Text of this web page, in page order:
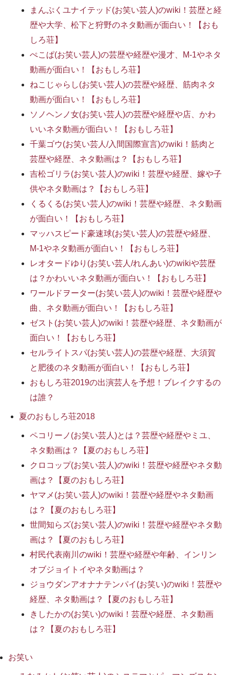
まんぷくユナイテッド(お笑い芸人)のwiki！芸歴と経
歴や大学、松下と狩野のネタ動画が面白い！【おも
しろ荘】
ぺこぱ(お笑い芸人)の芸歴や経歴や漫才、M-1やネタ
動画が面白い！【おもしろ荘】
ねこじゃらし(お笑い芸人)の芸歴や経歴、筋肉ネタ
動画が面白い！【おもしろ荘】
ソノヘンノ女(お笑い芸人)の芸歴や経歴や店、かわ
いいネタ動画が面白い！【おもしろ荘】
千葉ゴウ(お笑い芸人/入間国際宣言)のwiki！筋肉と
芸歴や経歴、ネタ動画は？【おもしろ荘】
吉松ゴリラ(お笑い芸人)のwiki！芸歴や経歴、嫁や子
供やネタ動画は？【おもしろ荘】
くるくる(お笑い芸人)のwiki！芸歴や経歴、ネタ動画
が面白い！【おもしろ荘】
マッハスピード豪速球(お笑い芸人)の芸歴や経歴、
M-1やネタ動画が面白い！【おもしろ荘】
レオタードゆり(お笑い芸人/れんあい)のwikiや芸歴
は？かわいいネタ動画が面白い！【おもしろ荘】
ワールドヲーター(お笑い芸人)のwiki！芸歴や経歴や
曲、ネタ動画が面白い！【おもしろ荘】
ゼスト(お笑い芸人)のwiki！芸歴や経歴、ネタ動画が
面白い！【おもしろ荘】
セルライトスパ(お笑い芸人)の芸歴や経歴、大須賀
と肥後のネタ動画が面白い！【おもしろ荘】
おもしろ荘2019の出演芸人を予想！ブレイクするの
は誰？
夏のおもしろ荘2018
ペコリーノ(お笑い芸人)とは？芸歴や経歴やミユ、
ネタ動画は？【夏のおもしろ荘】
クロコップ(お笑い芸人)のwiki！芸歴や経歴やネタ動
画は？【夏のおもしろ荘】
ヤマメ(お笑い芸人)のwiki！芸歴や経歴やネタ動画
は？【夏のおもしろ荘】
世間知らズ(お笑い芸人)のwiki！芸歴や経歴やネタ動
画は？【夏のおもしろ荘】
村民代表南川のwiki！芸歴や経歴や年齢、インリン
オブジョイトイやネタ動画は？
ジョウダンアオナナテンパイ(お笑い)のwiki！芸歴や
経歴、ネタ動画は？【夏のおもしろ荘】
きしたかの(お笑い)のwiki！芸歴や経歴、ネタ動画
は？【夏のおもしろ荘】
お笑い